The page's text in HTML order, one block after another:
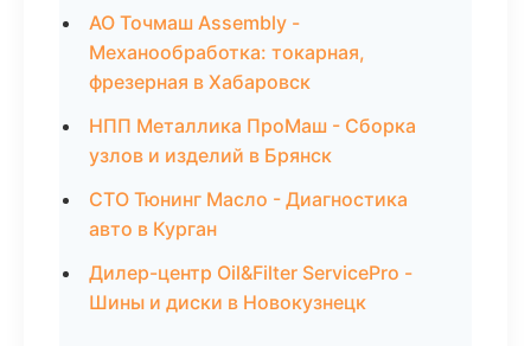
АО Точмаш Assembly -
Механообработка: токарная,
фрезерная в Хабаровск
НПП Металлика ПроМаш - Сборка
узлов и изделий в Брянск
СТО Тюнинг Масло - Диагностика
авто в Курган
Дилер-центр Oil&Filter ServicePro -
Шины и диски в Новокузнецк